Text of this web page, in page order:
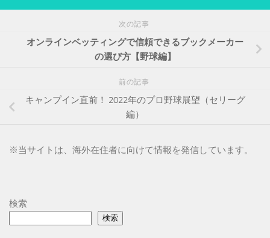
次の記事
オンラインベッティングで信頼できるブックメーカー
の選び方【野球編】
前の記事
キャンプイン直前！ 2022年のプロ野球展望（セリーグ
編）
※当サイトは、海外在住者に向けて情報を発信しています。
検索
検索